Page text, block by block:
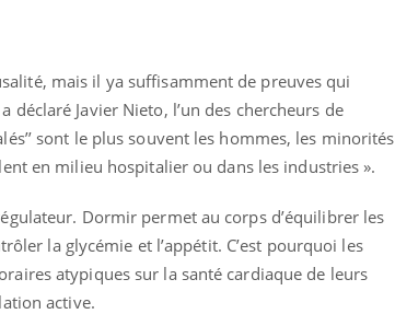
mais il ya suffisamment de preuves qui
déclaré Javier Nieto, l’un des chercheurs de
sont le plus souvent les hommes, les minorités
en milieu hospitalier ou dans les industries ».
Dormir permet au corps d’équilibrer les
la glycémie et l’appétit. C’est pourquoi les
atypiques sur la santé cardiaque de leurs
active.